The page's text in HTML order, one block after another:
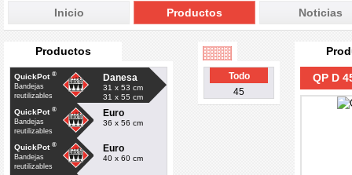
Inicio Productos Noticias
Productos
QuickPot ®
Bandejas
reutilizables
Danesa
31 x 53 cm
31 x 55 cm
QuickPot ®
Bandejas
reutilizables
Euro
36 x 56 cm
QuickPot ®
Bandejas
reutilizables
Euro
40 x 60 cm
Todo
45
QP D